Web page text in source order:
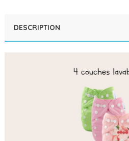
DESCRIPTION